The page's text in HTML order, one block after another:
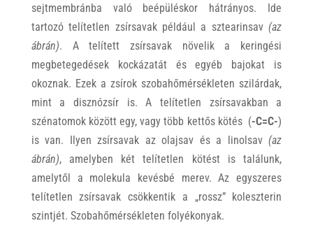
sejtmembránba való beépüléskor hátrányos. Ide
tartozó telítetlen zsírsavak például a sztearinsav (az
ábrán). A telített zsírsavak növelik a keringési
megbetegedések kockázatát és egyéb bajokat is
okoznak. Ezek a zsírok szobahőmérsékleten szilárdak,
mint a disznózsír is. A telítetlen
zsírsavakban a
szénatomok között egy, vagy több kettős kötés (-C=C-)
is van. Ilyen zsírsavak az olajsav és a linolsav (az
ábrán), amelyben két telítetlen kötést is találunk,
amelytől a molekula kevésbé merev. Az egyszeres
telítetlen zsírsavak csökkentik a „rossz” koleszterin
szintjét. Szobahőmérsékleten folyékonyak.